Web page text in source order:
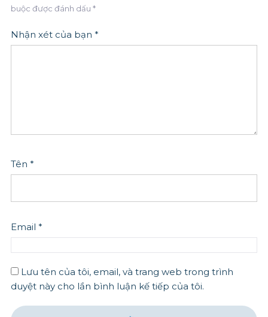
buộc được đánh dấu *
Nhận xét của bạn *
Tên *
Email *
Lưu tên của tôi, email, và trang web trong trình
duyệt này cho lần bình luận kế tiếp của tôi.